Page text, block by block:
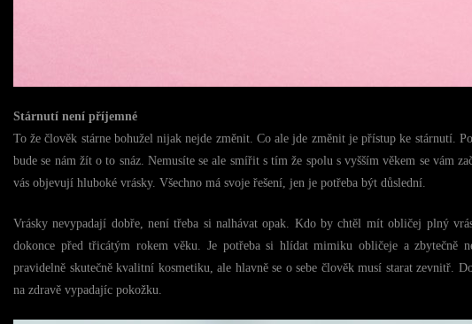
Stárnutí není příjemné
To že člověk stárne bohužel nijak nejde změnit. Co ale jde změnit je přístup ke stárnutí.
bude se nám žít o to snáz. Nemusíte se ale smířit s tím že spolu s vyšším věkem se vám
vás objevují hluboké vrásky. Všechno má svoje řešení, jen je potřeba být důslední.
Vrásky nevypadají dobře, není třeba si nalhávat opak. Kdo by chtěl mít obličej plný
dokonce před třicátým rokem věku. Je potřeba si hlídat mimiku obličeje a zbytečně
pravidelně skutečně kvalitní kosmetiku, ale hlavně se o sebe člověk musí starat zevnitř.
na zdravě vypadajíc pokožku.